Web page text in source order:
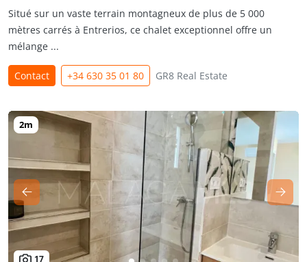
Situé sur un vaste terrain montagneux de plus de 5 000
mètres carrés à Entrerios, ce chalet exceptionnel offre un
mélange ...
Contact +34 630 35 01 80 GR8 Real Estate
17